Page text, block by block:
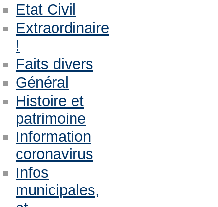
Etat Civil
Extraordinaire
!
Faits divers
Général
Histoire et
patrimoine
Information
coronavirus
Infos
municipales,